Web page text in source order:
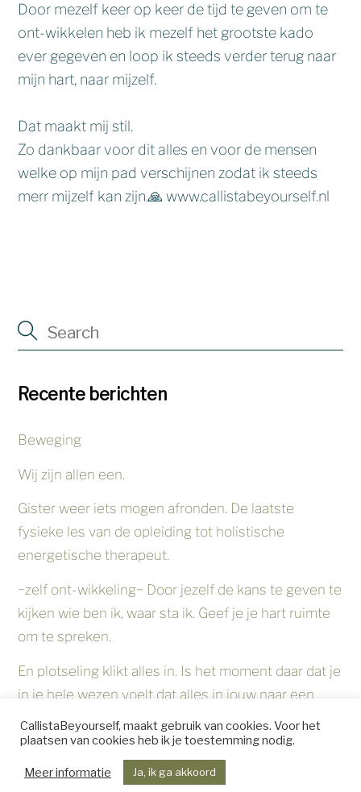
Door mezelf keer op keer de tijd te geven om te
ont-wikkelen heb ik mezelf het grootste kado
ever gegeven en loop ik steeds verder terug naar
mijn hart, naar mijzelf.
Dat maakt mij stil.
Zo dankbaar voor dit alles en voor de mensen
welke op mijn pad verschijnen zodat ik steeds
merr mijzelf kan zijn.🙏 www.callistabeyourself.nl
Recente berichten
Beweging
Wij zijn allen een.
Gister weer iets mogen afronden. De laatste
fysieke les van de opleiding tot holistische
energetische therapeut.
~zelf ont-wikkeling~ Door jezelf de kans te geven te
kijken wie ben ik, waar sta ik. Geef je je hart ruimte
om te spreken.
En plotseling klikt alles in. Is het moment daar dat je
in je hele wezen voelt dat alles in jouw naar een
hoger bewustzijn is getild.
CallistaBeyourself, maakt gebruik van cookies. Voor het
plaatsen van cookies heb ik je toestemming nodig.
Meer informatie Ja, ik ga akkoord